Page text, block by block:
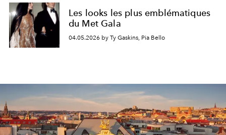
Les looks les plus emblématiques
du Met Gala
04.05.2026 by Ty Gaskins, Pia Bello